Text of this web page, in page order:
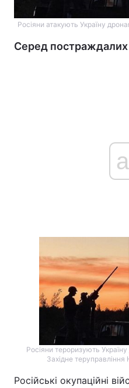
Росіяни атакують Україну
Серед постраждалих
Росіяни тероризують
Західне теруправління
Російські окупаційні